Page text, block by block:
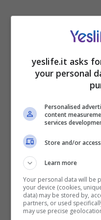
Sono moltissimi
creato un vera e
ovviamente c’è chi
cyclette
o un tapis
Non tutti, infatti,
recarsi inpalestrao
piccolo spazio
Non tutti sanno che
durante le fasi di
giustacura.Lavarli
necessario.
polvere
e sporcizia
yeslife.it asks
your personal
Personalised
content
services
Store and/or
Learn more
Your personal data will be
your device (cookies,
data) may be stored by,
partners, or used
may use precise